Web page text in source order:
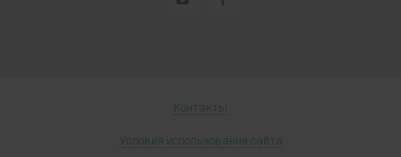
Контакты
Условия использования сайта